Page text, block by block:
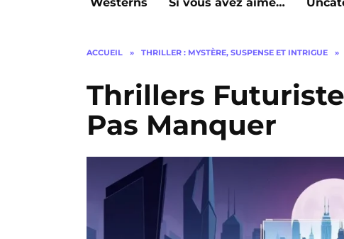
ACCUEIL » THRILLER : MYSTÈRE, SUSPENSE ET INTRIGUE »
Thrillers
Pas Manquer